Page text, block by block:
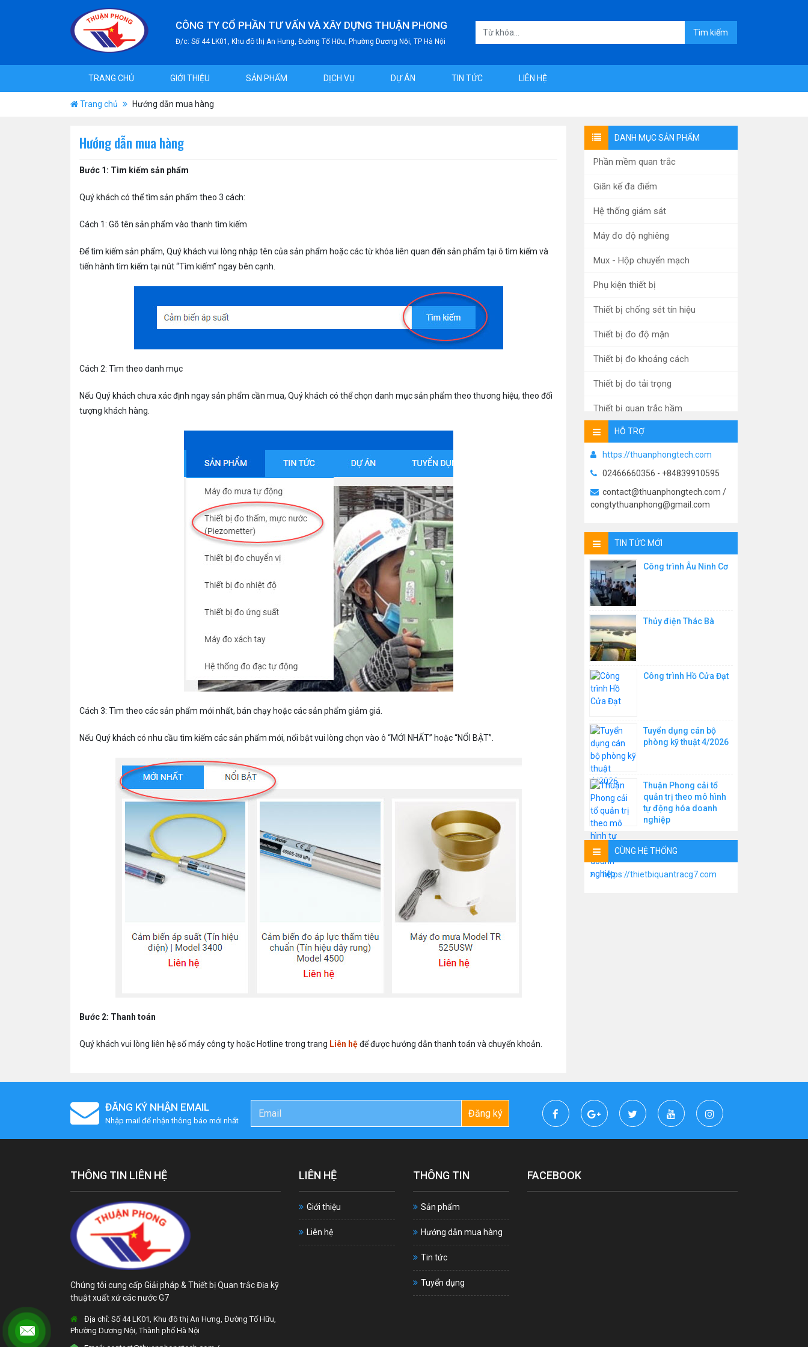
CÔNG TY CỔ PHẦN TƯ VẤN VÀ XÂY DỰNG THUẬN PHONG
Đ/c: Số 44 LK01, Khu đô thị An Hưng, Đường Tố Hữu, Phường Dương Nội, TP Hà Nội
Tìm kiếm
TRANG CHỦ GIỚI THIỆU SẢN PHẨM DỊCH VỤ DỰ ÁN TIN TỨC LIÊN HỆ
Trang chủ Hướng dẫn mua hàng
Hướng dẫn mua hàng
Bước 1: Tìm kiếm sản phẩm
Quý khách có thể tìm sản phẩm theo 3 cách:
Cách 1: Gõ tên sản phẩm vào thanh tìm kiếm
Để tìm kiếm sản phẩm, Quý khách vui lòng nhập tên của sản phẩm hoặc các từ khóa liên quan đến sản phẩm tại ô tìm kiếm và
tiến hành tìm kiếm tại nút “Tìm kiếm” ngay bên cạnh.
Cách 2: Tìm theo danh mục
Nếu Quý khách chưa xác định ngay sản phẩm cần mua, Quý khách có thể chọn danh mục sản phẩm theo thương hiệu, theo đối
tượng khách hàng.
Cách 3: Tìm theo các sản phẩm mới nhất, bán chạy hoặc các sản phẩm giảm giá.
Nếu Quý khách có nhu cầu tìm kiếm các sản phẩm mới, nổi bật vui lòng chọn vào ô “MỚI NHẤT” hoặc “NỔI BẬT”.
Bước 2: Thanh toán
Quý khách vui lòng liên hệ số máy công ty hoặc Hotline trong trang Liên hệđể được hướng dẫn thanh toán và chuyển khoản.
DANH MỤC SẢN PHẨM
Phần mềm quan trắc
Giãn kế đa điểm
Hệ thống giám sát
Máy đo độ nghiêng
Mux - Hộp chuyển mạch
Phụ kiện thiết bị
Thiết bị chống sét tín hiệu
Thiết bị đo độ mặn
Thiết bị đo khoảng cách
Thiết bị đo tải trọng
Thiết bị quan trắc hầm
Xử lý nước thải
Máy đo mưa tự động
Thiết bị đo áp lực
Thiết bị đo ứng suất
Thiết bị đo nhiệt độ
Thiết bị chuyển đổi tín hiệu
Máy đọc dây rung
Thiết bị đo biến dạng vết nứt
Bộ thu nhập và xử lý số liệu
Máy đo thời tiết
Máy đo áp suất
Máy đo tốc độ gió
HỖ TRỢ
https://thuanphongtech.com
02466660356 - +84839910595
contact@thuanphongtech.com /
congtythuanphong@gmail.com
TIN TỨC MỚI
Công trình Âu Ninh Cơ
Thủy điện Thác Bà
Công trình Hồ Cửa Đạt
Tuyển dụng cán bộ
phòng kỹ thuật 4/2026
Thuận Phong cải tổ
quản trị theo mô hình
tự động hóa doanh
nghiệp
CÙNG HỆ THỐNG
https://thietbiquantracg7.com
ĐĂNG KÝ NHẬN EMAIL
Nhập mail để nhận thông báo mới nhất
Đăng ký
THÔNG TIN LIÊN HỆ
Chúng tôi cung cấp Giải pháp & Thiết bị Quan trắc Địa kỹ
thuật xuất xứ các nước G7
Địa chỉ: Số 44 LK01, Khu đô thị An Hưng, Đường Tố Hữu,
Phường Dương Nội, Thành phố Hà Nội
LIÊN HỆ
Giới thiệu
Liên hệ
THÔNG TIN
Sản phẩm
Hướng dẫn mua hàng
Tin tức
Tuyển dụng
FACEBOOK